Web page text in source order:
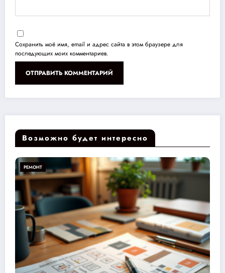
Сохранить моё имя, email и адрес сайта в этом браузере для
последующих моих комментариев.
Возможно будет интересно
РЕМОНТ